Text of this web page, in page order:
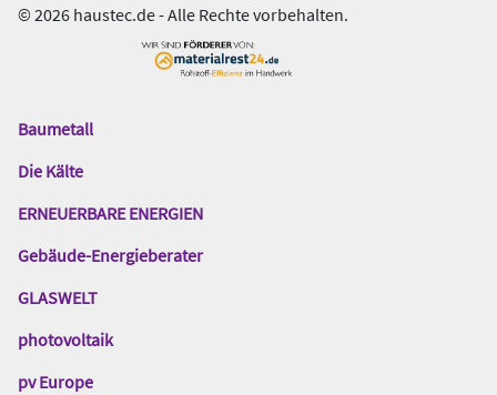
© 2026 haustec.de - Alle Rechte vorbehalten.
Das
Gentner
Baumetall
Die Kälte
ERNEUERBARE ENERGIEN
Gebäude-Energieberater
GLASWELT
photovoltaik
pv Europe